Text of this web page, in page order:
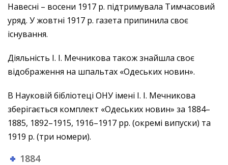
Навесні – восени 1917 р. підтримувала Тимчасовий
уряд. У жовтні 1917 р. газета припинила своє
існування.
Діяльність І. І. Мечникова також знайшла своє
відображення на шпальтах «Одеських новин».
В Науковій бібліотеці ОНУ імені І. І. Мечникова
зберігається комплект «Одеських новин» за 1884–
1885, 1892–1915, 1916–1917 рр. (окремі випуски) та
1919 р. (три номери).
1884